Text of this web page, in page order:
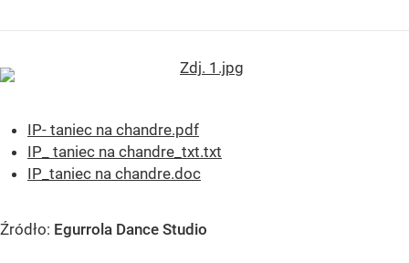
IP- taniec na chandre.pdf
IP_ taniec na chandre_txt.txt
IP_taniec na chandre.doc
Źródło: Egurrola Dance Studio